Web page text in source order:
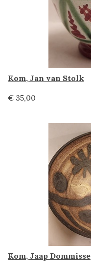
Kom, Jan van Stolk
€ 35,00
Kom, Jaap Dommisse